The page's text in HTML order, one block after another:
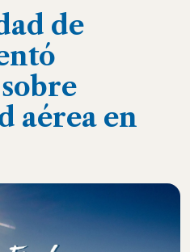
de
aérea en